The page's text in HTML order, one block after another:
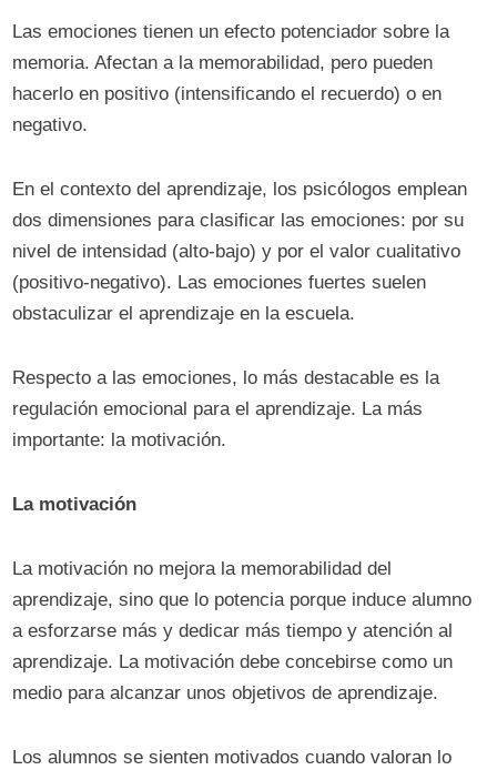
Las emociones tienen un efecto potenciador sobre la
memoria. Afectan a la memorabilidad, pero pueden
hacerlo en positivo (intensificando el recuerdo) o en
negativo.
En el contexto del aprendizaje, los psicólogos emplean
dos dimensiones para clasificar las emociones: por su
nivel de intensidad (alto-bajo) y por el valor cualitativo
(positivo-negativo). Las emociones fuertes suelen
obstaculizar el aprendizaje en la escuela.
Respecto a las emociones, lo más destacable es la
regulación emocional para el aprendizaje. La más
importante: la motivación.
La motivación
La motivación no mejora la memorabilidad del
aprendizaje, sino que lo potencia porque induce alumno
a esforzarse más y dedicar más tiempo y atención al
aprendizaje. La motivación debe concebirse como un
medio para alcanzar unos objetivos de aprendizaje.
Los alumnos se sienten motivados cuando valoran lo